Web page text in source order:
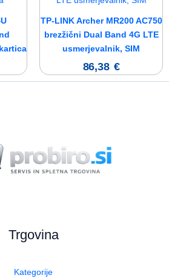
TP-LINK Archer MR200 AC750
brezžični Dual Band 4G LTE
usmerjevalnik, SIM
86,38 €
Trgovina
Kategorije